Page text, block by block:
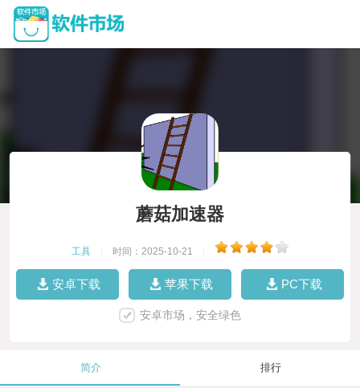
蘑菇加速器
工具 时间：2025-10-21
安卓下载 苹果下载 PC下载
安卓市场，安全绿色
简介 排行